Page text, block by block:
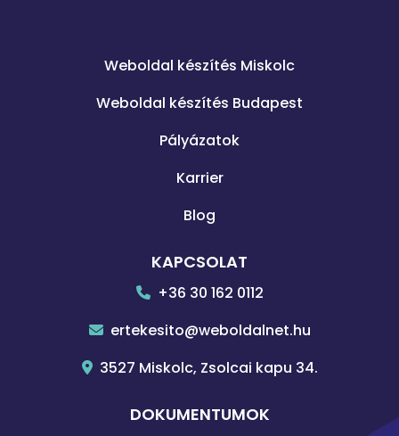
Weboldal készítés Miskolc
Weboldal készítés Budapest
Pályázatok
Karrier
Blog
KAPCSOLAT
+36 30 162 0112
ertekesito@weboldalnet.hu
3527 Miskolc, Zsolcai kapu 34.
DOKUMENTUMOK